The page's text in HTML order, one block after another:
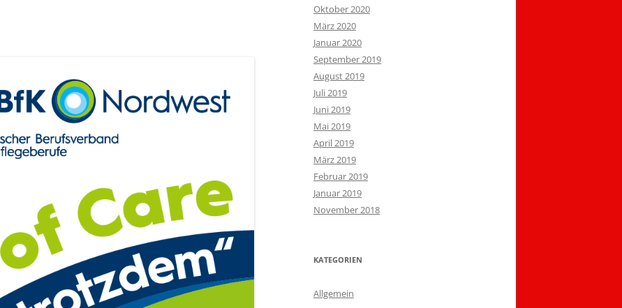
Oktober 2020
März 2020
Januar 2020
September 2019
August 2019
Juli 2019
Juni 2019
Mai 2019
April 2019
März 2019
Februar 2019
Januar 2019
November 2018
KATEGORIEN
Allgemein